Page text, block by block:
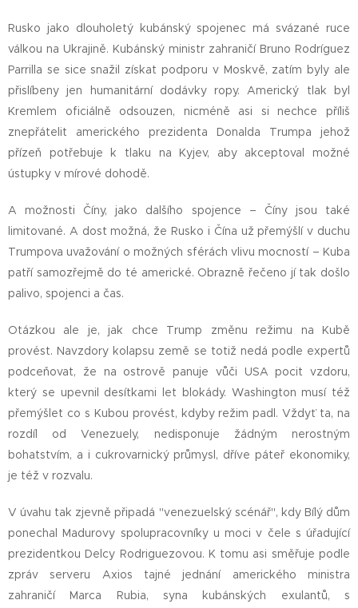
Rusko jako dlouholetý kubánský spojenec má svázané ruce
válkou na Ukrajině. Kubánský ministr zahraničí Bruno Rodríguez
Parrilla se sice snažil získat podporu v Moskvě, zatím byly ale
přislíbeny jen humanitární dodávky ropy. Americký tlak byl
Kremlem oficiálně odsouzen, nicméně asi si nechce příliš
znepřátelit amerického prezidenta Donalda Trumpa jehož
přízeň potřebuje k tlaku na Kyjev, aby akceptoval možné
ústupky v mírové dohodě.
A možnosti Číny, jako dalšího spojence – Číny jsou také
limitované. A dost možná, že Rusko i Čína už přemýšlí v duchu
Trumpova uvažování o možných sférách vlivu mocností – Kuba
patří samozřejmě do té americké. Obrazně řečeno jí tak došlo
palivo, spojenci a čas.
Otázkou ale je, jak chce Trump změnu režimu na Kubě
provést. Navzdory kolapsu země se totiž nedá podle expertů
podceňovat, že na ostrově panuje vůči USA pocit vzdoru,
který se upevnil desítkami let blokády. Washington musí též
přemýšlet co s Kubou provést, kdyby režim padl. Vždyť ta, na
rozdíl od Venezuely, nedisponuje žádným nerostným
bohatstvím, a i cukrovarnický průmysl, dříve páteř ekonomiky,
je též v rozvalu.
V úvahu tak zjevně připadá "venezuelský scénář", kdy Bílý dům
ponechal Madurovy spolupracovníky u moci v čele s úřadující
prezidentkou Delcy Rodriguezovou. K tomu asi směřuje podle
zpráv serveru Axios tajné jednání amerického ministra
zahraničí Marca Rubia, syna kubánských exulantů, s